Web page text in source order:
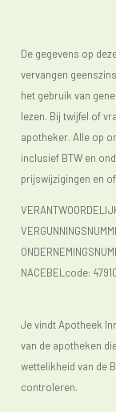
De gegevens op
vervangen
het gebruik van
lezen. Bij twijfel of
apotheker. Alle op
inclusief BTW en
prijswijzigingen en
NACEBELcode:
Je vindt Apotheek
van de apotheken
wettelikheid van de
controleren.